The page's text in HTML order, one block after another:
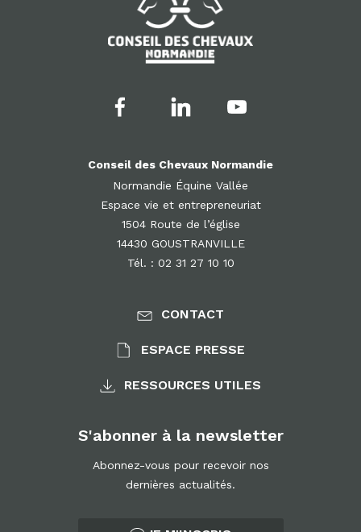
Conseil des Chevaux Normandie
Normandie Équine Vallée
Espace vie et entrepreneuriat
1504 Route de l’église
14430 GOUSTRANVILLE
Tél. : 02 31 27 10 10
CONTACT
ESPACE PRESSE
RESSOURCES UTILES
S'abonner à la newsletter
Abonnez-vous pour recevoir nos
dernières actualités.